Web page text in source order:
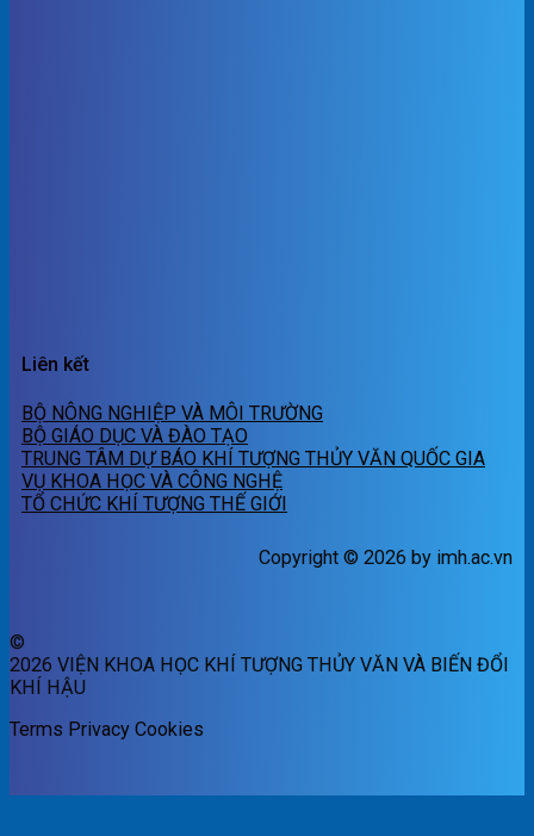
Liên kết
BỘ NÔNG NGHIỆP VÀ MÔI TRƯỜNG
BỘ GIÁO DỤC VÀ ĐÀO TẠO
TRUNG TÂM DỰ BÁO KHÍ TƯỢNG THỦY VĂN QUỐC GIA
VỤ KHOA HỌC VÀ CÔNG NGHỆ
TỔ CHỨC KHÍ TƯỢNG THẾ GIỚI
Copyright © 2026 by imh.ac.vn
©
2026 VIỆN KHOA HỌC KHÍ TƯỢNG THỦY VĂN VÀ BIẾN ĐỔI
KHÍ HẬU
Terms Privacy Cookies